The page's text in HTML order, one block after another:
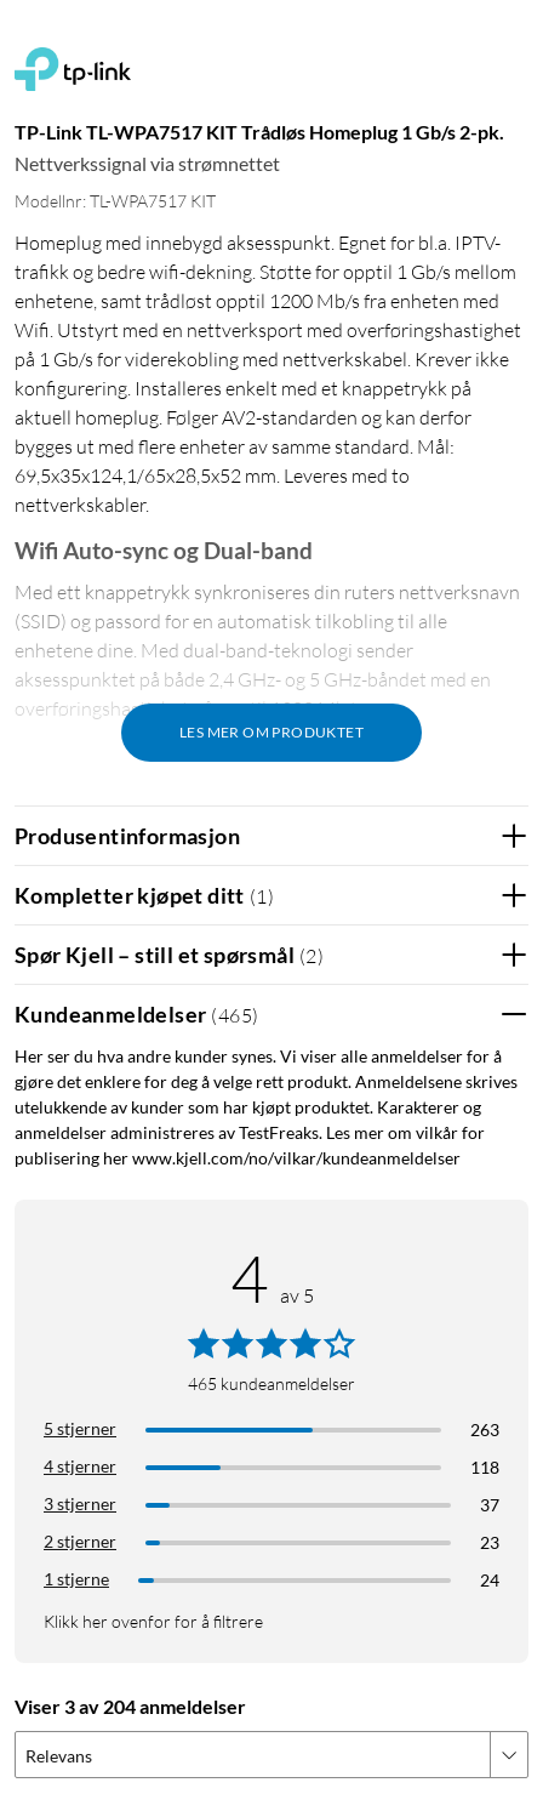
TP-Link TL-WPA7517 KIT Trådløs Homeplug 1 Gb/s 2-pk.
Nettverkssignal via strømnettet
Modellnr: TL-WPA7517 KIT
Homeplug med innebygd aksesspunkt. Egnet for bl.a. IPTV-
trafikk og bedre wifi-dekning. Støtte for opptil 1 Gb/s mellom
enhetene, samt trådløst opptil 1200 Mb/s fra enheten med
Wifi. Utstyrt med en nettverksport med overføringshastighet
på 1 Gb/s for viderekobling med nettverkskabel. Krever ikke
konfigurering. Installeres enkelt med et knappetrykk på
aktuell homeplug. Følger AV2-standarden og kan derfor
bygges ut med flere enheter av samme standard. Mål:
69,5x35x124,1/65x28,5x52 mm. Leveres med to
nettverkskabler.
LES MER OM PRODUKTET
Wifi Auto-sync og Dual-band
Med ett knappetrykk synkroniseres din ruters nettverksnavn
(SSID) og passord for en automatisk tilkobling til alle
enhetene dine. Med dual-band-teknologi sender
aksesspunktet på både 2,4 GHz- og 5 GHz-båndet med en
overføringshastighet på opptil 1200 Mb/s.
Produsentinformasjon
Kompletter kjøpet ditt (1 )
Spør Kjell – still et spørsmål (2)
Kundeanmeldelser (465)
Her ser du hva andre kunder synes. Vi viser alle anmeldelser for å
gjøre det enklere for deg å velge rett produkt. Anmeldelsene skrives
utelukkende av kunder som har kjøpt produktet. Karakterer og
anmeldelser administreres av TestFreaks. Les mer om vilkår for
publisering her www.kjell.com/no/vilkar/kundeanmeldelser
4 av 5
465 kundeanmeldelser
5 stjerner
263
4 stjerner
118
3 stjerner
37
2 stjerner
23
1 stjerne
24
Klikk her ovenfor for å filtrere
Viser 3 av 204 anmeldelser
Relevans